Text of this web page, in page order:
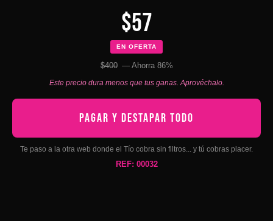
$57
EN OFERTA
$400 — Ahorra 86%
Este precio dura menos que tus ganas. Aprovéchalo.
PAGAR Y DESTAPAR TODO
Te paso a la otra web donde el Tío cobra sin filtros... y tú cobras placer.
REF: 00032